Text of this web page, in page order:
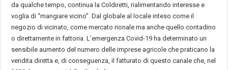
da qualche tempo, continua la Coldiretti, rialimentando interesse e
voglia di “mangiare vicino”. Dal globale al locale inteso come il
negozio di vicinato, come mercato rionale ma anche quello contadino
o direttamente in fattoria. L’emergenza Covid-19 ha determinato un
sensibile aumento del numero delle imprese agricole che praticano la
vendita diretta e, di conseguenza, il fatturato di questo canale che, nel